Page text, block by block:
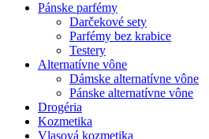
Pánske parfémy
Darčekové sety
Parfémy bez krabice
Testery
Alternatívne vône
Dámske alternatívne vône
Pánske alternatívne vône
Drogéria
Kozmetika
Vlasová kozmetika